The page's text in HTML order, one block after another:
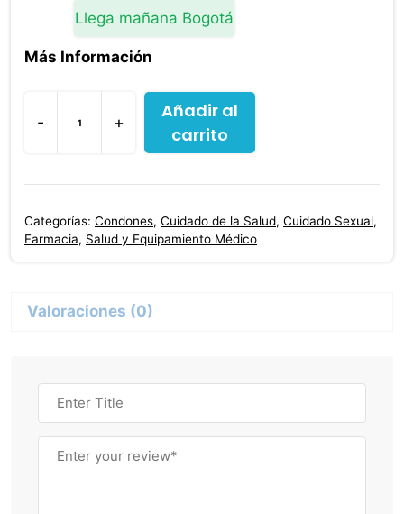
Llega mañana Bogotá
Más Información
-
Condones
Dexex
Lubricado
Unidades
+
Añadir al
carrito
Categorías: Condones, Cuidado de la Salud, Cuidado Sexual,
Farmacia, Salud y Equipamiento Médico